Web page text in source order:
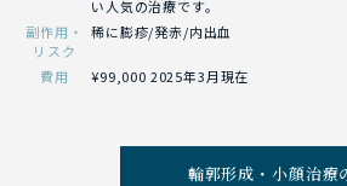
い人気の治療です。
副作用・
リスク
稀に膨疹/発赤/内出血
費用 ¥99,000 2025年3月現在
輪郭形成・小顔治療